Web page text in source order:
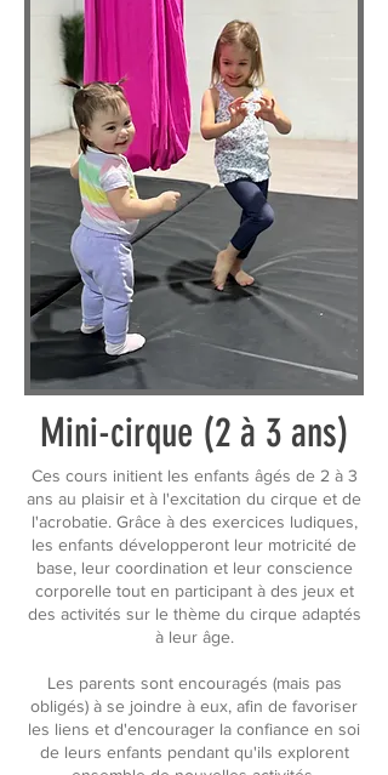
Mini-cirque (2 à 3 ans)
Ces cours initient les enfants âgés de 2 à 3
ans au plaisir et à l'excitation du cirque et de
l'acrobatie. Grâce à des exercices ludiques,
les enfants développeront leur motricité de
base, leur coordination et leur conscience
corporelle tout en participant à des jeux et
des activités sur le thème du cirque adaptés
à leur âge.
Les parents sont encouragés (mais pas
obligés) à se joindre à eux, afin de favoriser
les liens et d'encourager la confiance en soi
de leurs enfants pendant qu'ils explorent